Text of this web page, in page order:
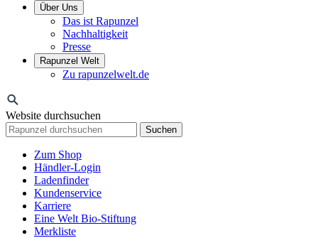
Über Uns
Das ist Rapunzel
Nachhaltigkeit
Presse
Rapunzel Welt
Zu rapunzelwelt.de
Website durchsuchen
Suchen
Zum Shop
Händler-Login
Ladenfinder
Kundenservice
Karriere
Eine Welt Bio-Stiftung
Merkliste